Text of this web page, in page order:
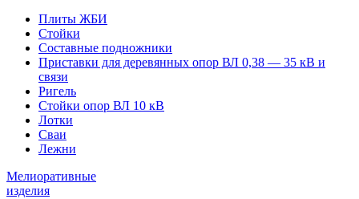
Плиты ЖБИ
Стойки
Составные подножники
Приставки для деревянных опор ВЛ 0,38 — 35 кВ и
связи
Ригель
Стойки опор ВЛ 10 кВ
Лотки
Сваи
Лежни
Мелиоративные
изделия